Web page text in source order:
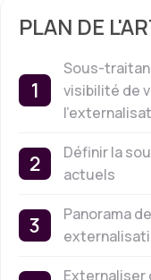
PLAN DE
Sous-
visibilité de
Définir la
actuels
Panorama
Externaliser